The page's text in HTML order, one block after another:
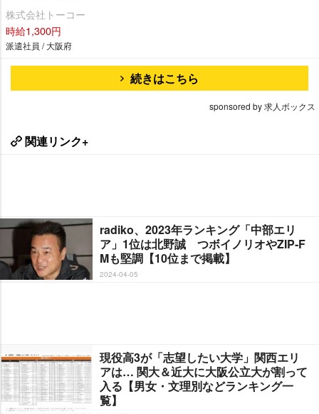
株式会社トーコー
時給1,300円
派遣社員 / 大阪府
続きはこちら
sponsored by 求人ボックス
関連リンク+
radiko、2023年ランキング「中部エリ
ア」1位は北野誠 つボイノリオやZIP‐F
Mも堅調【10位まで掲載】
2024-04-05
現役高3が「志望したい大学」関西エリ
アは… 関大＆近大に大阪公立大が割って
入る【男女・文理別などランキング一
覧】